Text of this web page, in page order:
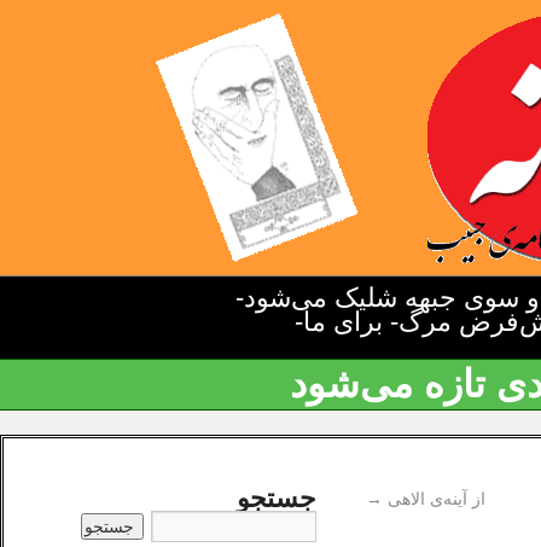
سوی جبهه شلیک می‌شود-
مرگ- برای ما-
تازه می‌شود
از آینه‌ی الاهی → جستجو